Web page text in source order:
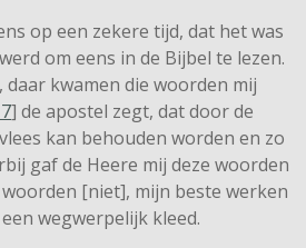
op een zekere tijd, dat het was
om eens in de Bijbel te lezen.
daar kwamen die woorden mij
] de apostel zegt, dat door de
kan behouden worden en zo
gaf de Heere mij deze woorden
[niet], mijn beste werken
wegwerpelijk kleed.